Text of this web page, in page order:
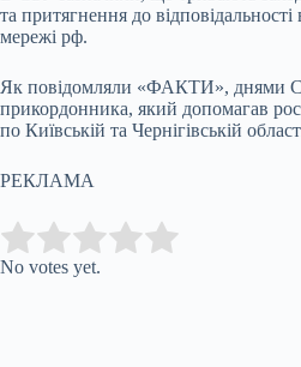
та притягнення до відповідальності
мережі рф.
Як повідомляли «ФАКТИ», днями
прикордонника, який допомагав
по Київській та Чернігівській
РЕКЛАМА
Rate this item:
No votes yet.